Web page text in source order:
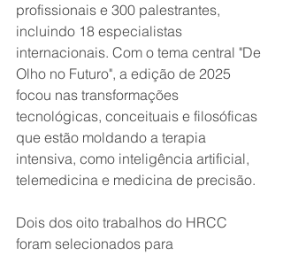
profissionais e 300 palestrantes,
incluindo 18 especialistas
internacionais. Com o tema central "De
Olho no Futuro", a edição de 2025
focou nas transformações
tecnológicas, conceituais e filosóficas
que estão moldando a terapia
intensiva, como inteligência artificial,
telemedicina e medicina de precisão.
Dois dos oito trabalhos do HRCC
foram selecionados para